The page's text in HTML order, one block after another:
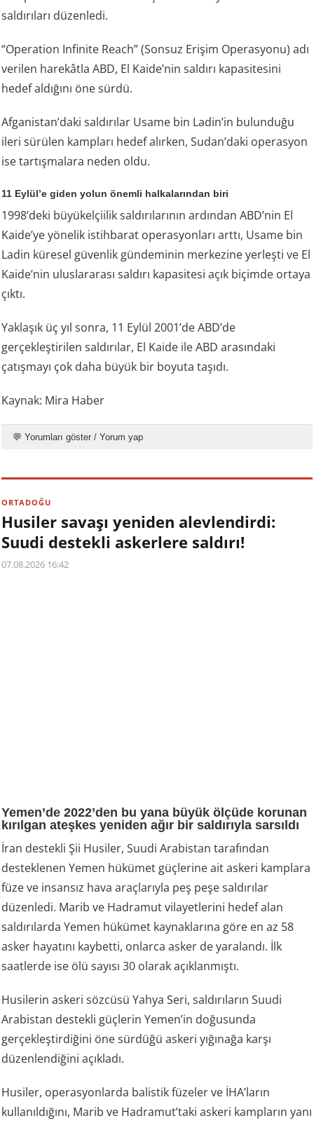
saldırıları düzenledi.
“Operation Infinite Reach” (Sonsuz Erişim Operasyonu) adı
verilen harekâtla ABD, El Kaide’nin saldırı kapasitesini
hedef aldığını öne sürdü.
Afganistan’daki saldırılar Usame bin Ladin’in bulunduğu
ileri sürülen kampları hedef alırken, Sudan’daki operasyon
ise tartışmalara neden oldu.
11 Eylül’e giden yolun önemli halkalarından biri
1998’deki büyükelçiilik saldırılarının ardından ABD’nin El
Kaide’ye yönelik istihbarat operasyonları arttı, Usame bin
Ladin küresel güvenlik gündeminin merkezine yerleşti ve El
Kaide’nin uluslararası saldırı kapasitesi açık biçimde ortaya
çıktı.
Yaklaşık üç yıl sonra, 11 Eylül 2001’de ABD’de
gerçekleştirilen saldırılar, El Kaide ile ABD arasındaki
çatışmayı çok daha büyük bir boyuta taşıdı.
Kaynak: Mira Haber
💬 Yorumları göster / Yorum yap
ORTADOĞU
Husiler savaşı yeniden alevlendirdi:
Suudi destekli askerlere saldırı!
07.08.2026 16:42
Yemen’de 2022’den bu yana büyük ölçüde korunan
kırılgan ateşkes yeniden ağır bir saldırıyla sarsıldı
İran destekli Şii Husiler, Suudi Arabistan tarafından
desteklenen Yemen hükümet güçlerine ait askeri kamplara
füze ve insansız hava araçlarıyla peş peşe saldırılar
düzenledi. Marib ve Hadramut vilayetlerini hedef alan
saldırılarda Yemen hükümet kaynaklarına göre en az 58
asker hayatını kaybetti, onlarca asker de yaralandı. İlk
saatlerde ise ölü sayısı 30 olarak açıklanmıştı.
Husilerin askeri sözcüsü Yahya Seri, saldırıların Suudi
Arabistan destekli güçlerin Yemen’in doğusunda
gerçekleştirdiğini öne sürdüğü askeri yığınağa karşı
düzenlendiğini açıkladı.
Husiler, operasyonlarda balistik füzeler ve İHA’ların
kullanıldığını, Marib ve Hadramut’taki askeri kampların yanı